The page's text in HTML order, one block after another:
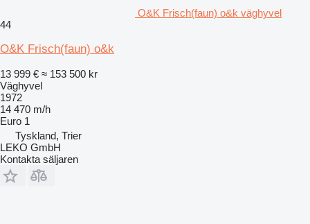
O&K Frisch(faun) o&k väghyvel
44
O&K Frisch(faun) o&k
13 999 € ≈ 153 500 kr
Väghyvel
1972
14 470 m/h
Euro 1
Tyskland, Trier
LEKO GmbH
Kontakta säljaren